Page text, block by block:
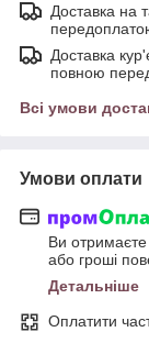
Доставка на
Доставка
повною
Всі умови
Умови оплати
Ви
або гроші
Детальніше
Оплатити